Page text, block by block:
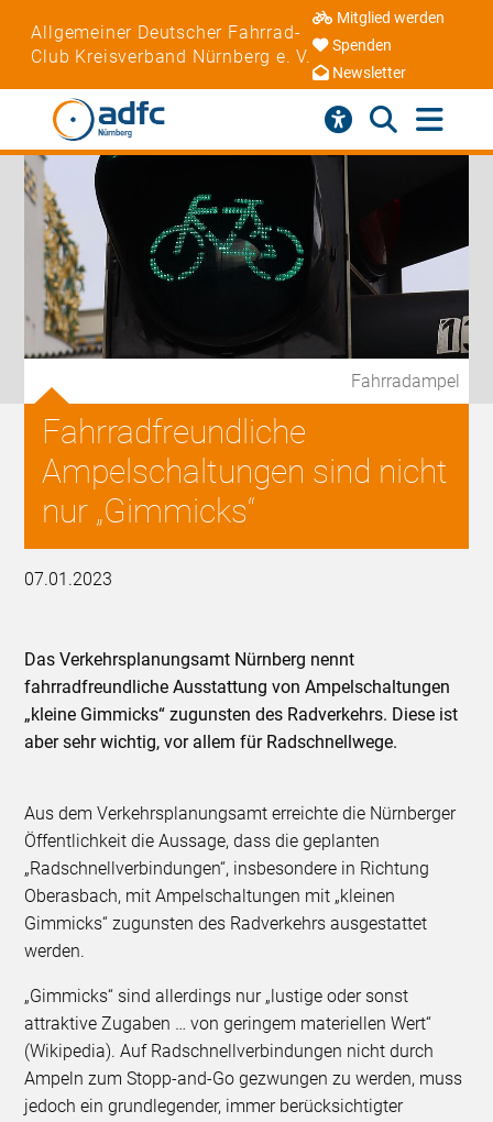
Allgemeiner Deutscher Fahrrad-
Club Kreisverband Nürnberg e. V.
Mitglied werden
Spenden
Newsletter
Fahrradampel
Fahrradfreundliche
Ampelschaltungen sind nicht
nur „Gimmicks“
07.01.2023
Das Verkehrsplanungsamt Nürnberg nennt
fahrradfreundliche Ausstattung von Ampelschaltungen
„kleine Gimmicks“ zugunsten des Radverkehrs. Diese ist
aber sehr wichtig, vor allem für Radschnellwege.
Aus dem Verkehrsplanungsamt erreichte die Nürnberger
Öffentlichkeit die Aussage, dass die geplanten
„Radschnellverbindungen“, insbesondere in Richtung
Oberasbach, mit Ampelschaltungen mit „kleinen
Gimmicks“ zugunsten des Radverkehrs ausgestattet
werden.
„Gimmicks“ sind allerdings nur „lustige oder sonst
attraktive Zugaben … von geringem materiellen Wert“
(Wikipedia). Auf Radschnellverbindungen nicht durch
Ampeln zum Stopp-and-Go gezwungen zu werden, muss
jedoch ein grundlegender, immer berücksichtigter